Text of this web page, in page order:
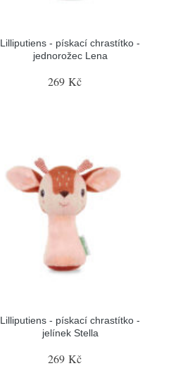
Lilliputiens - pískací chrastítko -
jednorožec Lena
269 Kč
Lilliputiens - pískací chrastítko -
jelínek Stella
269 Kč